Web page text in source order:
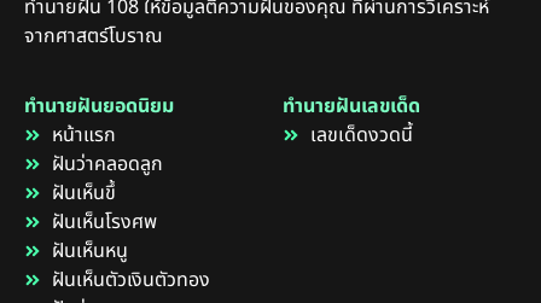
ทำนายฝัน 108 ให้ข้อมูลตีความฝันของคุณ ที่ผ่านการวิเคราะห์
จากศาสตร์โบราณ
ทำนายฝันยอดนิยม
หน้าแรก
ฝันว่าคลอดลูก
ฝันเห็นขึ้
ฝันเห็นโรงศพ
ฝันเห็นหนู
ฝันเห็นตัวเงินตัวทอง
ทำนายฝันเลขเด็ด
เลขเด็ดงวดนี้